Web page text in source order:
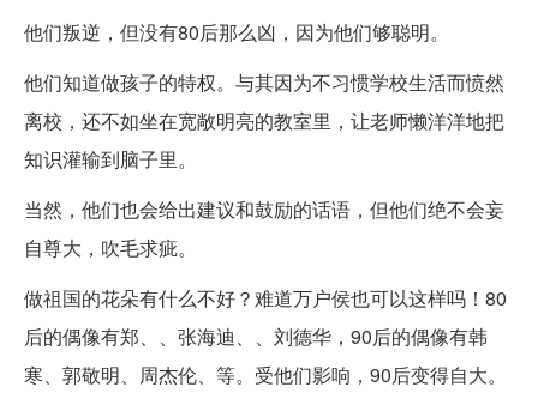
他们叛逆，但没有80后那么凶，因为他们够聪明。
他们知道做孩子的特权。与其因为不习惯学校生活而愤然
离校，还不如坐在宽敞明亮的教室里，让老师懒洋洋地把
知识灌输到脑子里。
当然，他们也会给出建议和鼓励的话语，但他们绝不会妄
自尊大，吹毛求疵。
做祖国的花朵有什么不好？难道万户侯也可以这样吗！80
后的偶像有郑、、张海迪、、刘德华，90后的偶像有韩
寒、郭敬明、周杰伦、等。受他们影响，90后变得自大。